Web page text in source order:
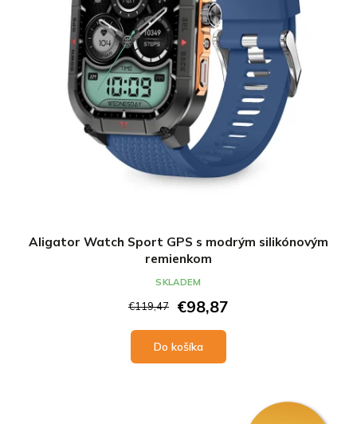
Aligator Watch Sport GPS s modrým silikónovým
remienkom
€119,47 €98,87
Do košíka
SKLADEM